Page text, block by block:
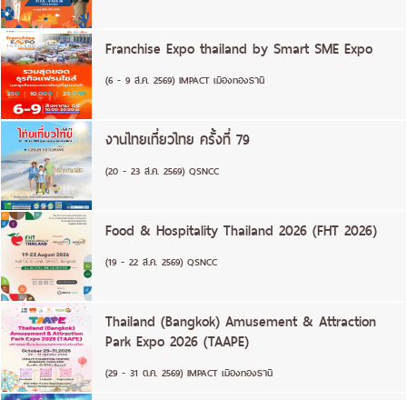
Franchise Expo thailand by Smart SME Expo
(6 - 9 ส.ค. 2569) IMPACT เมืองทองธานี
งานไทยเที่ยวไทย ครั้งที่ 79
(20 - 23 ส.ค. 2569) QSNCC
Food & Hospitality Thailand 2026 (FHT 2026)
(19 - 22 ส.ค. 2569) QSNCC
Thailand (Bangkok) Amusement & Attraction
Park Expo 2026 (TAAPE)
(29 - 31 ต.ค. 2569) IMPACT เมืองทองธานี